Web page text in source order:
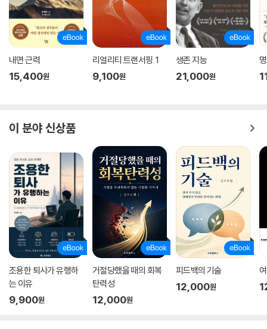
의사들은 하루 일과가 끝난 뒤에도 각종 서적과 논문을 들여다보고 자비를
들여 국내외 세미나에 참석한다. 한 수의사는 자신이 “인공지능 컴퓨터가
됐으면 좋겠다는 생각”까지 할 정도다.(본문 58쪽)
필자들은 반려동물 시장이 다른 많은 전문직과 마찬가지로 자본주의 시장
에서 치열한 경쟁을 하고 있다는 현실적인 문제도 놓치지 않는다. “개인 병
원을 열려면 많은 초기 자본이 필요하다 보니 반려동물 임상 수의사의 꿈
것처럼 차별화를 꾀하기도 한다.
무엇보다 동물병원에서 일하는 수의사들은 감정 소비와 스트레스가 심하
다. 병원이라는 곳의 특성상 고통, 죽음, 이별과 함께할 수밖에 없기 때문이
다. 아프다고 말도 못 하는 반려동물의 고통은 고려하지 않고 질병이 만성
질환이 되도록 방치한 보호자를 만나면 그 보호자와 수의사인 자신에게 화
가 나기도 하고,(본문 55쪽) 말을 잘 듣지 않는다거나 싫증이 났다거나 이
사를 해야 한다는 이유로 무조건 안락사를 요구하는 보호자를 만나면 깊은
자괴감에 빠지기도 한다. 그래서 한 수의사는 스스로를 “5분 전까지 보호
자의 손을 잡고 함께 눈물을 삼키다가도 바로 돌아서서는 다른 보호자에게
웃는 얼굴로 새로운 이야기를 꺼내야 하는 일상의 연기자”라고 자조한다.
(본문 28쪽)
이처럼 동물병원은 임상 수의사들의 고단한 일상과 치열한 삶의 단면, 현
실에 분개하면서도 타협할 수밖에 없는 아픔이 적나라하게 드러나는 공간
이다. 하지만 그럼에도 불구하고 수의사들은 오늘도 벅찬 가슴을 안고 동
내면 근력
15,400원
리얼리티 트랜서핑. 1
9,100원
생존 지능
21,000원
이 분야 신상품
조용한 퇴사가 유행하
는 이유
9,900원
거절당했을 때의 회복
탄력성
12,000원
피드백의 기술
12,000원